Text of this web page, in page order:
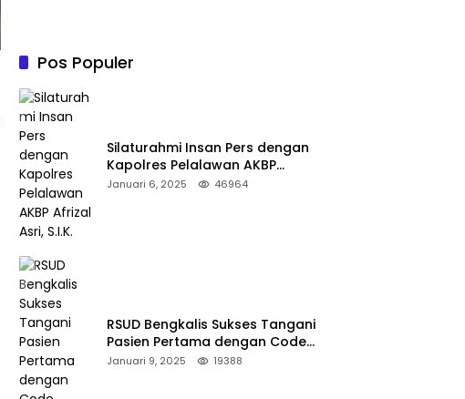
Pos Populer
Silaturahmi Insan Pers dengan
Kapolres Pelalawan AKBP
Afrizal Asri, S.I.K.
Januari 6, 2025 46964
RSUD Bengkalis Sukses Tangani
Pasien Pertama dengan Code
Stroke
Januari 9, 2025 19388